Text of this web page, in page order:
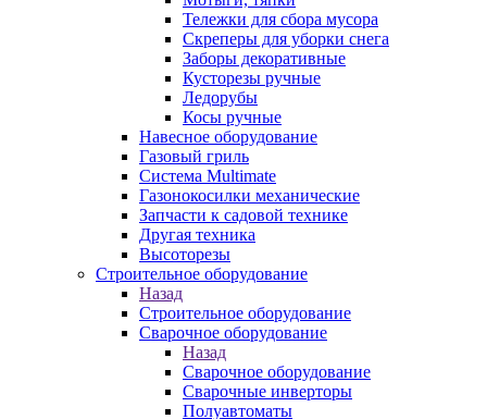
Тележки для сбора мусора
Скреперы для уборки снега
Заборы декоративные
Кусторезы ручные
Ледорубы
Косы ручные
Навесное оборудование
Газовый гриль
Система Multimate
Газонокосилки механические
Запчасти к садовой технике
Другая техника
Высоторезы
Строительное оборудование
Назад
Строительное оборудование
Сварочное оборудование
Назад
Сварочное оборудование
Сварочные инверторы
Полуавтоматы